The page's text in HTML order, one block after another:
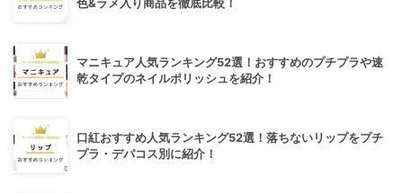
色&ラメ入り商品を徹底比較！
マニキュア人気ランキング52選！おすすめのプチプラや速
乾タイプのネイルポリッシュを紹介！
口紅おすすめ人気ランキング52選！落ちないリップをプチ
プラ・デパコス別に紹介！